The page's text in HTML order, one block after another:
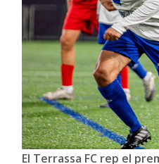
El Terrassa FC rep el